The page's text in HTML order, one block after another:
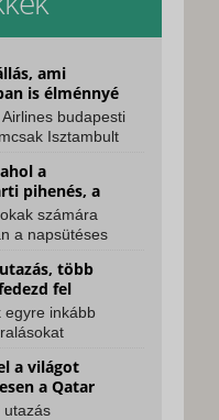
ami
is élménnyé
át a
járataival
budapesti
Isztambult
a
pihenés, a
a kaland
számára
a napsütéses
all...
több
fel
NCL
egyre inkább
hanem a
a világot
a Qatar
utazás